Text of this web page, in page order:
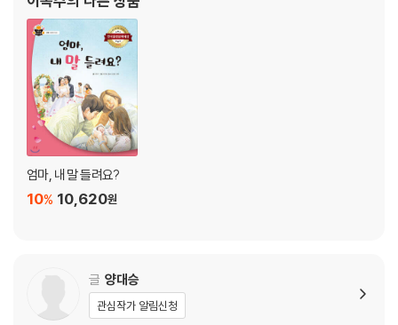
엄마, 내 말 들려요?
10,620원
10%
글 양대승
관심작가 알림신청